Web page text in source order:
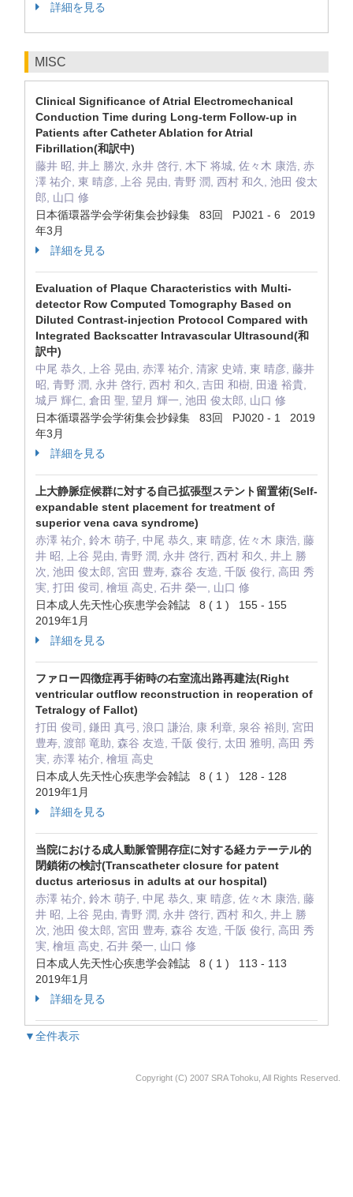
詳細を見る
MISC
Clinical Significance of Atrial Electromechanical
Conduction Time during Long-term Follow-up in
Patients after Catheter Ablation for Atrial
Fibrillation(和訳中)
藤井 昭, 井上 勝次, 永井 啓行, 木下 将城, 佐々木 康浩, 赤
澤 祐介, 東 晴彦, 上谷 晃由, 青野 潤, 西村 和久, 池田 俊太
郎, 山口 修
日本循環器学会学術集会抄録集 83回 PJ021 - 6 2019
年3月
詳細を見る
Evaluation of Plaque Characteristics with Multi-
detector Row Computed Tomography Based on
Diluted Contrast-injection Protocol Compared with
Integrated Backscatter Intravascular Ultrasound(和
訳中)
中尾 恭久, 上谷 晃由, 赤澤 祐介, 清家 史靖, 東 晴彦, 藤井
昭, 青野 潤, 永井 啓行, 西村 和久, 吉田 和樹, 田邉 裕貴,
城戸 輝仁, 倉田 聖, 望月 輝一, 池田 俊太郎, 山口 修
日本循環器学会学術集会抄録集 83回 PJ020 - 1 2019
年3月
詳細を見る
上大静脈症候群に対する自己拡張型ステント留置術(Self-
expandable stent placement for treatment of
superior vena cava syndrome)
赤澤 祐介, 鈴木 萌子, 中尾 恭久, 東 晴彦, 佐々木 康浩, 藤
井 昭, 上谷 晃由, 青野 潤, 永井 啓行, 西村 和久, 井上 勝
次, 池田 俊太郎, 宮田 豊寿, 森谷 友造, 千阪 俊行, 高田 秀
実, 打田 俊司, 檜垣 高史, 石井 榮一, 山口 修
日本成人先天性心疾患学会雑誌 8 ( 1 ) 155 - 155
2019年1月
詳細を見る
ファロー四徴症再手術時の右室流出路再建法(Right
ventricular outflow reconstruction in reoperation of
Tetralogy of Fallot)
打田 俊司, 鎌田 真弓, 浪口 謙治, 康 利章, 泉谷 裕則, 宮田
豊寿, 渡部 竜助, 森谷 友造, 千阪 俊行, 太田 雅明, 高田 秀
実, 赤澤 祐介, 檜垣 高史
日本成人先天性心疾患学会雑誌 8 ( 1 ) 128 - 128
2019年1月
詳細を見る
当院における成人動脈管開存症に対する経カテーテル的
閉鎖術の検討(Transcatheter closure for patent
ductus arteriosus in adults at our hospital)
赤澤 祐介, 鈴木 萌子, 中尾 恭久, 東 晴彦, 佐々木 康浩, 藤
井 昭, 上谷 晃由, 青野 潤, 永井 啓行, 西村 和久, 井上 勝
次, 池田 俊太郎, 宮田 豊寿, 森谷 友造, 千阪 俊行, 高田 秀
実, 檜垣 高史, 石井 榮一, 山口 修
日本成人先天性心疾患学会雑誌 8 ( 1 ) 113 - 113
2019年1月
詳細を見る
▼全件表示
Copyright (C) 2007 SRA Tohoku, All Rights Reserved.